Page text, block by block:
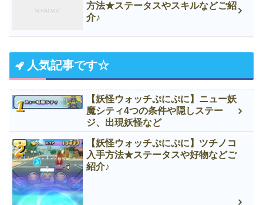
方法★ステータスやスキルなどご紹
介♪
人気記事です☆
【妖怪ウォッチぷにぷに】ニュー妖
魔シティ4つの条件や隠しステー
ジ、出現妖怪など
【妖怪ウォッチぷにぷに】ツチノコ
入手方法★ステータスや好物などご
紹介♪